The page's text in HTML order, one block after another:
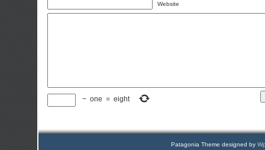
Website
− one = eight
Patagonia Theme designed by